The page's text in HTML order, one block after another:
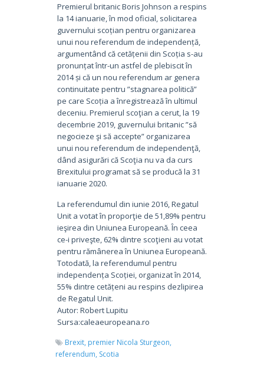
Premierul britanic Boris Johnson a respins
la 14 ianuarie, în mod oficial, solicitarea
guvernului scoțian pentru organizarea
unui nou referendum de independență,
argumentând că cetățenii din Scoția s-au
pronunțat într-un astfel de plebiscit în
2014 și că un nou referendum ar genera
continuitate pentru ”stagnarea politică”
pe care Scoția a înregistrează în ultimul
deceniu. Premierul scoţian a cerut, la 19
decembrie 2019, guvernului britanic ”să
negocieze şi să accepte” organizarea
unui nou referendum de independenţă,
dând asigurări că Scoţia nu va da curs
Brexitului programat să se producă la 31
ianuarie 2020.
La referendumul din iunie 2016, Regatul
Unit a votat în proporţie de 51,89% pentru
ieşirea din Uniunea Europeană. În ceea
ce-i priveşte, 62% dintre scoţieni au votat
pentru rămânerea în Uniunea Europeană.
Totodată, la referendumul pentru
independența Scoției, organizat în 2014,
55% dintre cetățeni au respins dezlipirea
de Regatul Unit.
Autor: Robert Lupitu
Sursa:caleaeuropeana.ro
Brexit, premier Nicola Sturgeon,
referendum, Scotia